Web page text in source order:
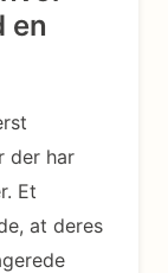
en
der har
Et
at deres